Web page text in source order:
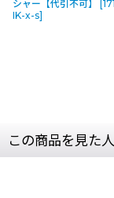
シャー【代引不可】 [
IK-x-s]
この商品を見た